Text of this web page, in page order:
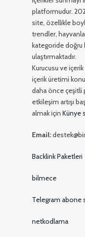
platformudur.
site, özellikle
trendler,
kategoride doğru
ulaştırmaktadır.
Kurucusu ve
içerik üretimi
daha önce çeşitli
etkileşim artışı
almak içinKünye
Email:
Backlink Paketleri
bilmece
Telegram abone
netkodlama